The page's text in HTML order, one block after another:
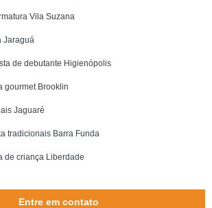
Vila Suzana
Jaraguá
de debutante Higienópolis
gourmet Brooklin
Jaguaré
tradicionais Barra Funda
de criança Liberdade
Entre em contato